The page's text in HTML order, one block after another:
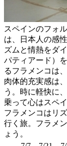
スペインのフォ
は、日本人の感
ズムと情熱をダ
パティアード）
るフラメンコは
肉体的充実感は
う。時に軽快に
乗って心はスペイ
フラメンコはリ
行く旅。フラメ
ょう。